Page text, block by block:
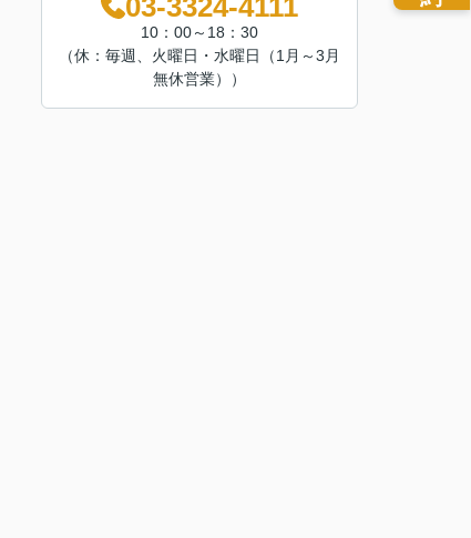
03-3324-4111
10：00～18：30
（休：毎週、火曜日・水曜日（1月～3月
無休営業））